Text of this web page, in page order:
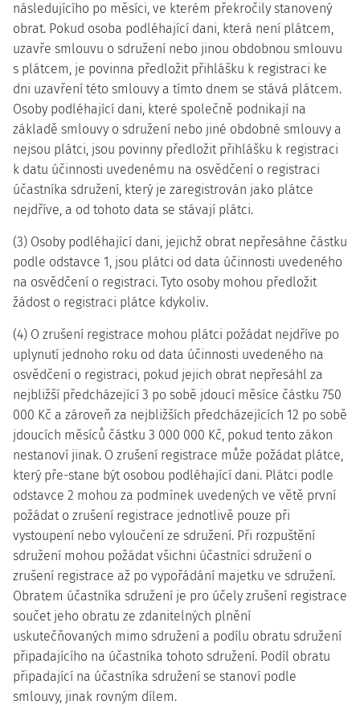
následujícího po měsíci, ve kterém překročily stanovený
obrat. Pokud osoba podléhající dani, která není plátcem,
uzavře smlouvu o sdružení nebo jinou obdobnou smlouvu
s plátcem, je povinna předložit přihlášku k registraci ke
dni uzavření této smlouvy a tímto dnem se stává plátcem.
Osoby podléhající dani, které společně podnikají na
základě smlouvy o sdružení nebo jiné obdobné smlouvy a
nejsou plátci, jsou povinny předložit přihlášku k registraci
k datu účinnosti uvedenému na osvědčení o registraci
účastníka sdružení, který je zaregistrován jako plátce
nejdříve, a od tohoto data se stávají plátci.
(3) Osoby podléhající dani, jejichž obrat nepřesáhne částku
podle odstavce 1, jsou plátci od data účinnosti uvedeného
na osvědčení o registraci. Tyto osoby mohou předložit
žádost o registraci plátce kdykoliv.
(4) O zrušení registrace mohou plátci požádat nejdříve po
uplynutí jednoho roku od data účinnosti uvedeného na
osvědčení o registraci, pokud jejich obrat nepřesáhl za
nejbližší předcházející 3 po sobě jdoucí měsíce částku 750
000 Kč a zároveň za nejbližších předcházejících 12 po sobě
jdoucích měsíců částku 3 000 000 Kč, pokud tento zákon
nestanoví jinak. O zrušení registrace může požádat plátce,
který pře-stane být osobou podléhající dani. Plátci podle
odstavce 2 mohou za podmínek uvedených ve větě první
požádat o zrušení registrace jednotlivě pouze při
vystoupení nebo vyloučení ze sdružení. Při rozpuštění
sdružení mohou požádat všichni účastníci sdružení o
zrušení registrace až po vypořádání majetku ve sdružení.
Obratem účastníka sdružení je pro účely zrušení registrace
součet jeho obratu ze zdanitelných plnění
uskutečňovaných mimo sdružení a podílu obratu sdružení
připadajícího na účastníka tohoto sdružení. Podíl obratu
připadající na účastníka sdružení se stanoví podle
smlouvy, jinak rovným dílem.